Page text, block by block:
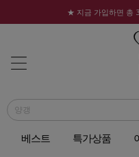
★ 지금 가입하면 총
베스트 특가상품